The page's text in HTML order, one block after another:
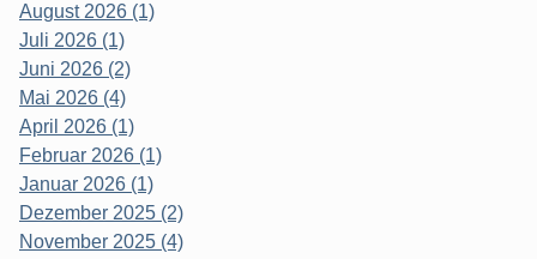
August 2026 (1)
Juli 2026 (1)
Juni 2026 (2)
Mai 2026 (4)
April 2026 (1)
Februar 2026 (1)
Januar 2026 (1)
Dezember 2025 (2)
November 2025 (4)